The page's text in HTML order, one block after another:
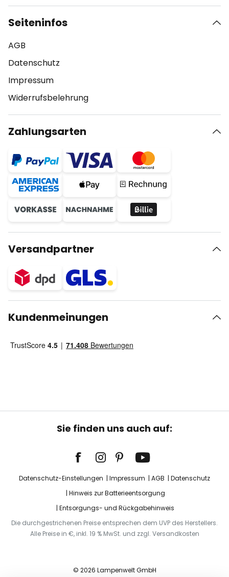
Seiteninfos
AGB
Datenschutz
Impressum
Widerrufsbelehrung
Zahlungsarten
Versandpartner
Kundenmeinungen
Sie finden uns auch auf:
Datenschutz-Einstellungen Impressum AGB
Datenschutz
Hinweis zur Batterieentsorgung
Entsorgungs- und Rückgabehinweis
Die durchgestrichenen Preise entsprechen dem UVP des Herstellers.
Alle Preise in €, inkl. 19 % MwSt. und zzgl. Versandkosten
© 2026 Lampenwelt GmbH